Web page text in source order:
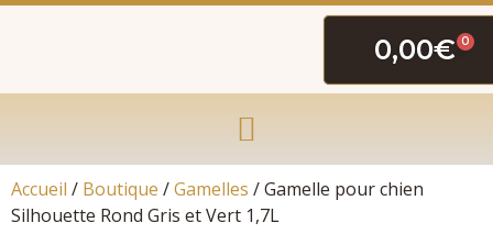
0,00€ 0
Accueil / Boutique /Gamelles / Gamelle pour chien
Silhouette Rond Gris et Vert 1,7L